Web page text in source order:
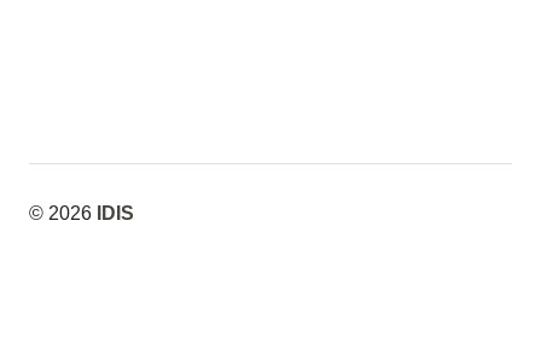
© 2026 IDIS